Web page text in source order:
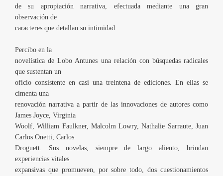
de su apropiación narrativa, efectuada mediante una gran
observación de
caracteres que detallan su intimidad.
Percibo en la
novelística de Lobo Antunes una relación con búsquedas radicales
que sustentan un
oficio consistente en casi una treintena de ediciones. En ellas se
cimenta una
renovación narrativa a partir de las innovaciones de autores como
James Joyce, Virginia
Woolf, William Faulkner, Malcolm Lowry, Nathalie Sarraute, Juan
Carlos Onetti, Carlos
Droguett. Sus novelas, siempre de largo aliento, brindan
experiencias vitales
expansivas que promueven, por sobre todo, dos cuestionamientos